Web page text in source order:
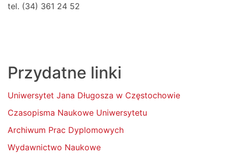
tel. (34) 361 24 52
Przydatne linki
Uniwersytet Jana Długosza w Częstochowie
Czasopisma Naukowe Uniwersytetu
Archiwum Prac Dyplomowych
Wydawnictwo Naukowe